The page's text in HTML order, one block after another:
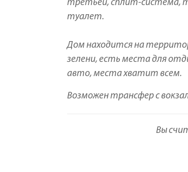
третьей, сплит-система,
туалет.
Дом находится на
зелени, есть места для
авто, места хватит всем.
Возможен трансфер с
Вы